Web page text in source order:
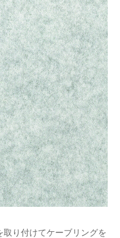
り付けてケーブリングを